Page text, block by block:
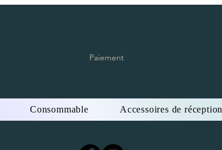
Consommable Accessoires de réception
Paiement